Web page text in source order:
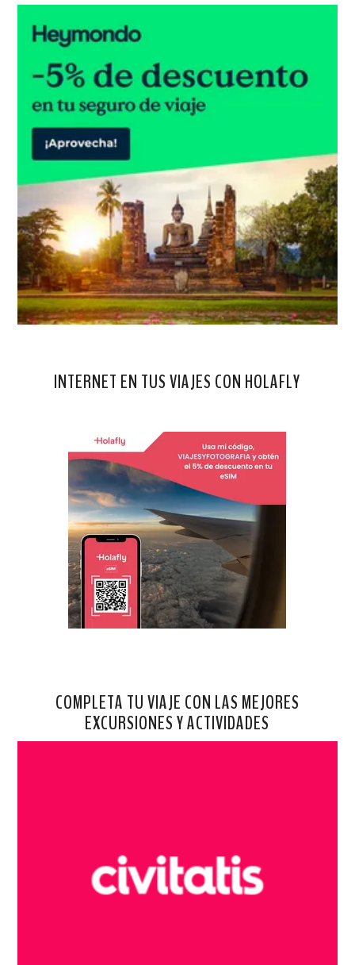
INTERNET EN TUS VIAJES CON HOLAFLY
COMPLETA TU VIAJE CON LAS MEJORES
EXCURSIONES Y ACTIVIDADES